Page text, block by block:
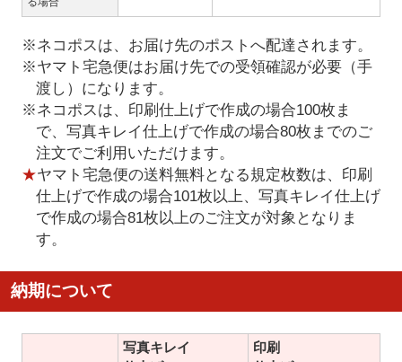
※ネコポスは、お届け先のポストへ配達されます。
※ヤマト宅急便はお届け先での受領確認が必要（手
渡し）になります。
※ネコポスは、印刷仕上げで作成の場合100枚ま
で、写真キレイ仕上げで作成の場合80枚までのご
注文でご利用いただけます。
★ヤマト宅急便の送料無料となる規定枚数は、印刷
仕上げで作成の場合101枚以上、写真キレイ仕上げ
で作成の場合81枚以上のご注文が対象となりま
す。
納期について
写真キレイ
印刷